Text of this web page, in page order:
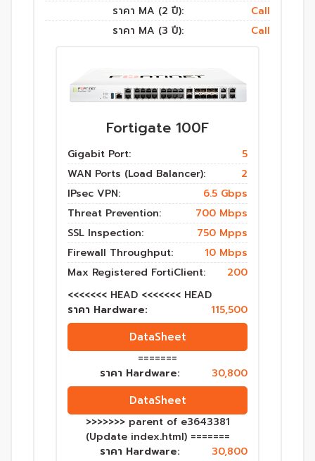
ราคา MA (2 ปี):
Call
ราคา MA (3 ปี):
Call
Fortigate 100F
Gigabit Port:
5
WAN Ports (Load Balancer):
2
IPsec VPN:
6.5 Gbps
Threat Prevention:
700 Mbps
SSL Inspection:
750 Mpps
Firewall Throughput:
10 Mbps
Max Registered FortiClient:
200
<<<<<<< HEAD <<<<<<< HEAD
ราคา Hardware:
115,500
DataSheet
=======
ราคา Hardware:
30,800
DataSheet
>>>>>>> parent of e3643381
(Update index.html) =======
ราคา Hardware:
30,800